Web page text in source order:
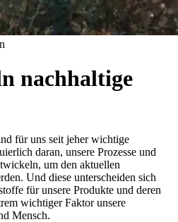
nachhaltige
für uns seit jeher wichtige
daran, unsere Prozesse und
um den aktuellen
Und diese unterscheiden sich
für unsere Produkte und deren
wichtiger Faktor unsere
Mensch.